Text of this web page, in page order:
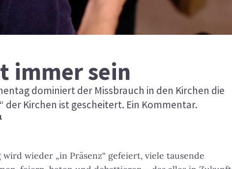
immer sein
dominiert der Missbrauch in den Kirchen die
der Kirchen ist gescheitert. Ein Kommentar.
wieder „in Präsenz“ gefeiert, viele tausende